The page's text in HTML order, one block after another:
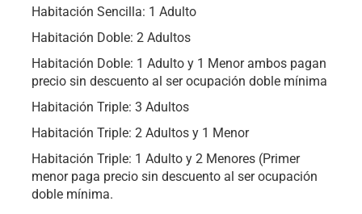
Habitación Sencilla: 1 Adulto
Habitación Doble: 2 Adultos
Habitación Doble: 1 Adulto y 1 Menor ambos pagan
precio sin descuento al ser ocupación doble mínima
Habitación Triple: 3 Adultos
Habitación Triple: 2 Adultos y 1 Menor
Habitación Triple: 1 Adulto y 2 Menores (Primer
menor paga precio sin descuento al ser ocupación
doble mínima.